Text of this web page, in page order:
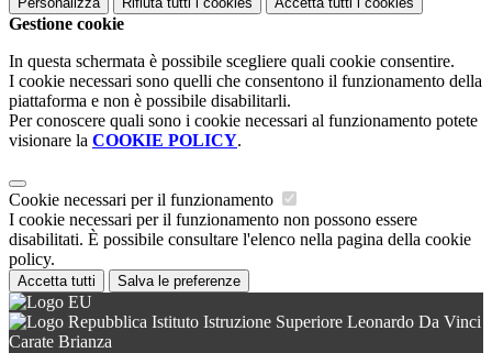
Gestione cookie
In questa schermata è possibile scegliere quali cookie consentire.
I cookie necessari sono quelli che consentono il funzionamento della
piattaforma e non è possibile disabilitarli.
Per conoscere quali sono i cookie necessari al funzionamento potete
visionare la COOKIE POLICY.
Cookie necessari per il funzionamento
I cookie necessari per il funzionamento non possono essere
disabilitati. È possibile consultare l'elenco nella pagina della cookie
policy.
Accetta tutti Salva le preferenze
Istituto Istruzione Superiore Leonardo Da Vinci
Carate Brianza